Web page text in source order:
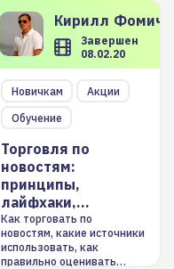
Кирилл
Завершен
08.02.20
Новичкам
Акции
Обучение
Торговля по
новостям:
принципы,
лайфхаки,
инструменты
Как торговать по
новостям, какие источники
использовать, как
правильно оценивать